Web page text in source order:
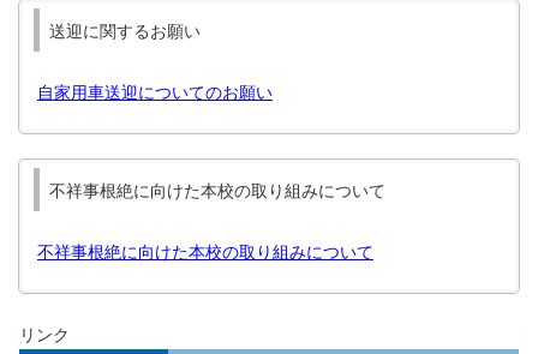
送迎に関するお願い
自家用車送迎についてのお願い
不祥事根絶に向けた本校の取り組みについて
不祥事根絶に向けた本校の取り組みについて
リンク